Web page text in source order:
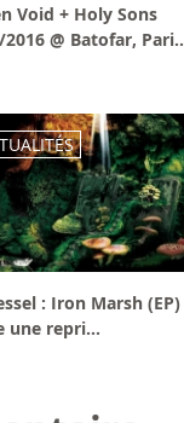
Void + Holy Sons
@ Batofar,
: Iron Marsh (EP)
une repri...